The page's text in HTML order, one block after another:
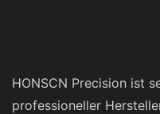
HONSCN Precision ist
professioneller